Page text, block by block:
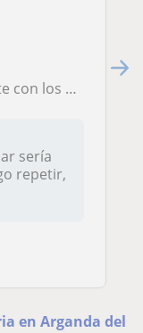
historia y geografía
sería
repetir,
en Arganda del